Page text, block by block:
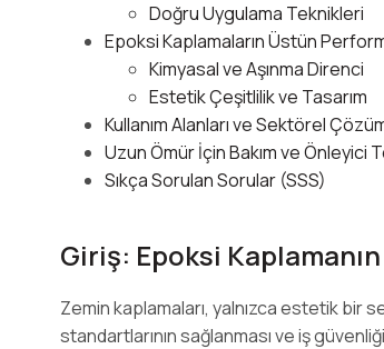
Doğru Uygulama Teknikleri
Epoksi Kaplamaların Üstün
Kimyasal ve Aşınma Direnci
Estetik Çeşitlilik ve Tasarım
Kullanım Alanları ve Sektörel
Uzun Ömür İçin Bakım ve Önleyici
Sıkça Sorulan Sorular (SSS)
Giriş: Epoksi
Zemin kaplamaları, yalnızca estetik bir
standartlarının sağlanması ve iş